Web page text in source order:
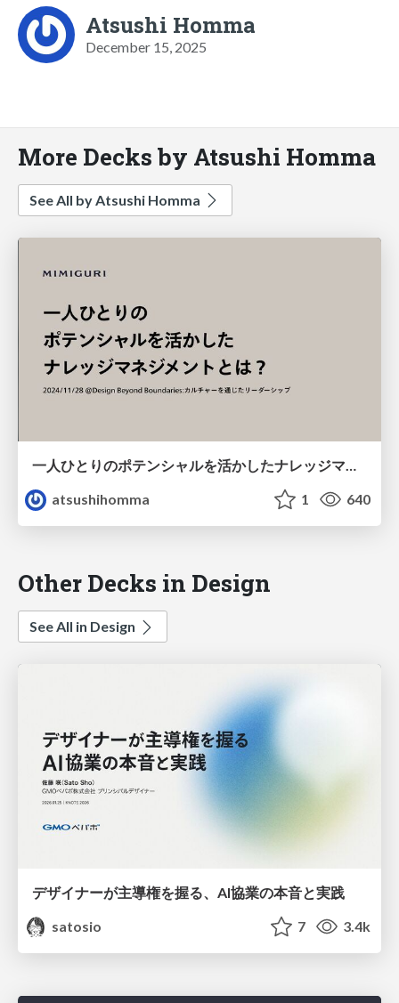
Atsushi Homma
December 15, 2025
More Decks by Atsushi Homma
See All by Atsushi Homma
一人ひとりのポテンシャルを活かしたナレッジマネジメントとは？
atsushihomma
1 640
Other Decks in Design
See All in Design
デザイナーが主導権を握る、AI協業の本音と実践
satosio
7 3.4k